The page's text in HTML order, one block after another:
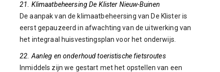
21. Klimaatbeheersing De Klister Nieuw-Buinen
De aanpak van de klimaatbeheersing van De Klister is
eerst gepauzeerd in afwachting van de uitwerking van
het integraal huisvestingsplan voor het onderwijs.
22. Aanleg en onderhoud toeristische fietsroutes
Inmiddels zijn we gestart met het opstellen van een